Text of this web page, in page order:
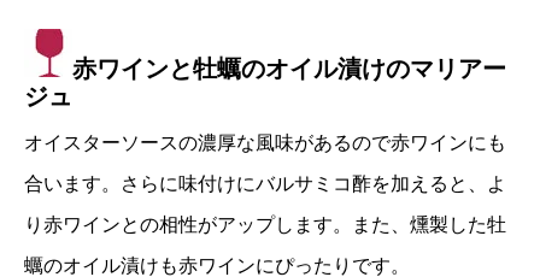
赤ワインと牡蠣のオイル漬けのマリアー
ジュ
オイスターソースの濃厚な風味があるので赤ワインにも
合います。さらに味付けにバルサミコ酢を加えると、よ
り赤ワインとの相性がアップします。また、燻製した牡
蠣のオイル漬けも赤ワインにぴったりです。